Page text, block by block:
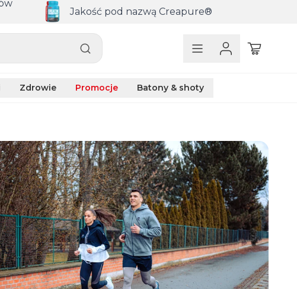
Jakość pod nazwą Creapure®
Zdrowie Promocje Batony & shoty